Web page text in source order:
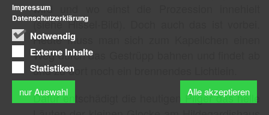
wird und wo einst die Prozession innehielt
(siehe Hissel-Bild). Doch auch das ist vorbei.
Heute muss man sich zum Kapellchen einen
Weg durch das Gestrüpp bahnen und findet ab
und zu dort noch ein brennendes Lichtlein.
Dafür entschädigt die heutigen Pilger das helle
Notwendig
Externe Inhalte
Statistiken
nur Auswahl Alle akzeptieren
Impressum
Datenschutzerklärung